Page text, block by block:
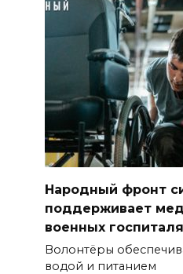
Народный фронт
поддерживает
военных
Волонтёры
водой и питанием